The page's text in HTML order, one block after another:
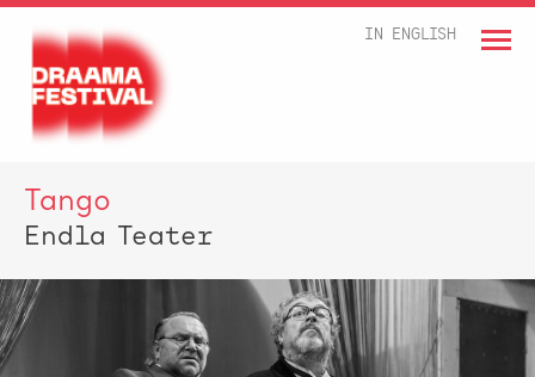
IN ENGLISH
Tango
Endla Teater